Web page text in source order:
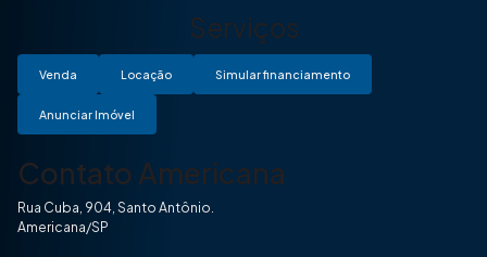
Serviços
Venda Locação Simular financiamento
Anunciar Imóvel
Contato Americana
Rua Cuba, 904, Santo Antônio.
Americana/SP